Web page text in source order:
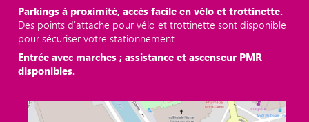
Parkings à proximité, accès facile en vélo et trottinette.
Des points d'attache pour vélo et trottinette sont disponible
pour sécuriser votre stationnement.
Entrée avec marches ; assistance et ascenseur PMR
disponibles.